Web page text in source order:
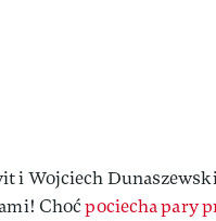
i Wojciech
Choćpociecha pary